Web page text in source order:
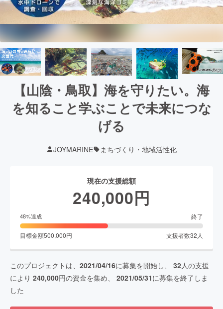
【山陰・鳥取】海を守りたい。海
を知ること学ぶことで未来につな
げる
JOYMARINE まちづくり・地域活性化
現在の支援総額
240,000円
48%達成 終了
目標金額500,000円 支援者数32 人
このプロジェクトは、 2021/04/16に募集を開始し、 32人の支援
により 240,000円の資金を集め、 2021/05/31に募集を終了しま
した